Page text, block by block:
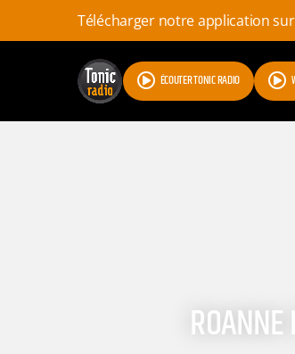
Télécharger notre application
ÉCOUTER TONIC RADIO